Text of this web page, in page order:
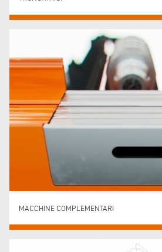
MACCHINE COMPLEMENTARI